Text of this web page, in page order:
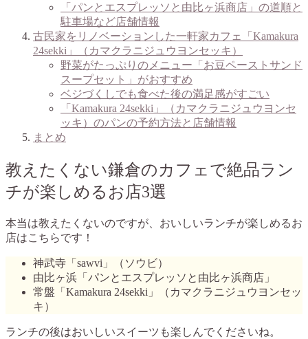
「パンとエスプレッソと由比ヶ浜商店」の道順と
駐車場など店舗情報
古民家をリノベーションした一軒家カフェ「Kamakura
24sekki」（カマクラニジュウヨンセッキ）
野菜がたっぷりのメニュー「お豆ペーストサンド
スープセット」がおすすめ
ベジづくしでも食べた後の満足感がすごい
「Kamakura 24sekki」（カマクラニジュウヨンセ
ッキ）のパンの予約方法と店舗情報
まとめ
教えたくない鎌倉のカフェで絶品ラン
チが楽しめるお店3選
本当は教えたくないのですが、おいしいランチが楽しめるお
店はこちらです！
神武寺「sawvi」（ソウビ）
由比ヶ浜「パンとエスプレッソと由比ヶ浜商店」
常盤「Kamakura 24sekki」（カマクラニジュウヨンセッ
キ）
ランチの後はおいしいスイーツも楽しんでくださいね。